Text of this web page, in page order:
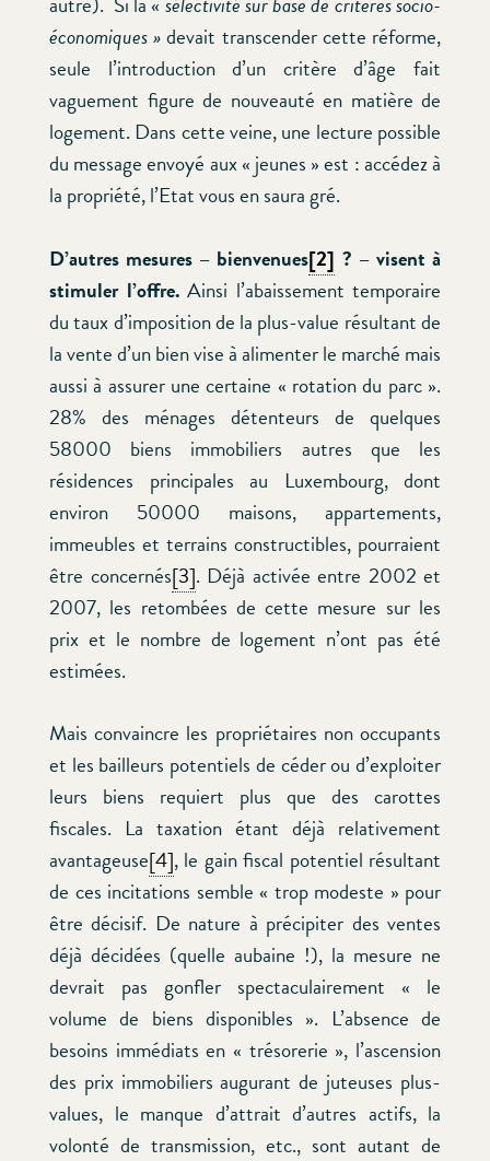
économiques »devait transcender cette réforme,
seule l’introduction d’un critère d’âge fait
vaguement figure de nouveauté en matière de
logement. Dans cette veine, une lecture possible
du message envoyé aux « jeunes » est : accédez à
la propriété, l’Etat vous en saura gré.
D’autres mesures – bienvenues[2] ? – visent à
stimuler l’offre.Ainsi l’abaissement temporaire
du taux d’imposition de la plus-value résultant de
la vente d’un bien vise à alimenter le marché mais
aussi à assurer une certaine « rotation du parc ».
28% des ménages détenteurs de quelques
58000 biens immobiliers autres que les
résidences principales au Luxembourg, dont
environ 50000 maisons, appartements,
immeubles et terrains constructibles, pourraient
être concernés[3]. Déjà activée entre 2002 et
2007, les retombées de cette mesure sur les
prix et le nombre de logement n’ont pas été
estimées.
Mais convaincre les propriétaires non occupants
et les bailleurs potentiels de céder ou d’exploiter
leurs biens requiert plus que des carottes
fiscales. La taxation étant déjà relativement
avantageuse[4], le gain fiscal potentiel résultant
de ces incitations semble « trop modeste » pour
être décisif. De nature à précipiter des ventes
déjà décidées (quelle aubaine !), la mesure ne
devrait pas gonfler spectaculairement « le
volume de biens disponibles ». L’absence de
besoins immédiats en « trésorerie », l’ascension
des prix immobiliers augurant de juteuses plus-
values, le manque d’attrait d’autres actifs, la
volonté de transmission, etc., sont autant de